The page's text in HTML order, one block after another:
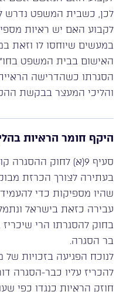
לכן, כשבית המשפט נדרש
לקבוע האם יש ראיות
במעשים שיוחסו לו וזאת
האישום בבית המשפט
הסגרתו כשהדרישה
והליכי המעצר בבקשת
היקף חומר הראיות
סעיף 9(א) לחוק
בעתירה לצורך הכרזת
שהיו מספיקות כדי
עבירה כזאת בישראל
בחוק להסגרתו הרי
בר הסגרה.
לנוכח הפגיעה בזכויות
להכריז עליו כבר-הסגרה